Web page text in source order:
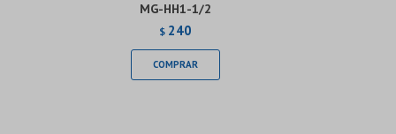
MG-HH1-1/2
$ 240